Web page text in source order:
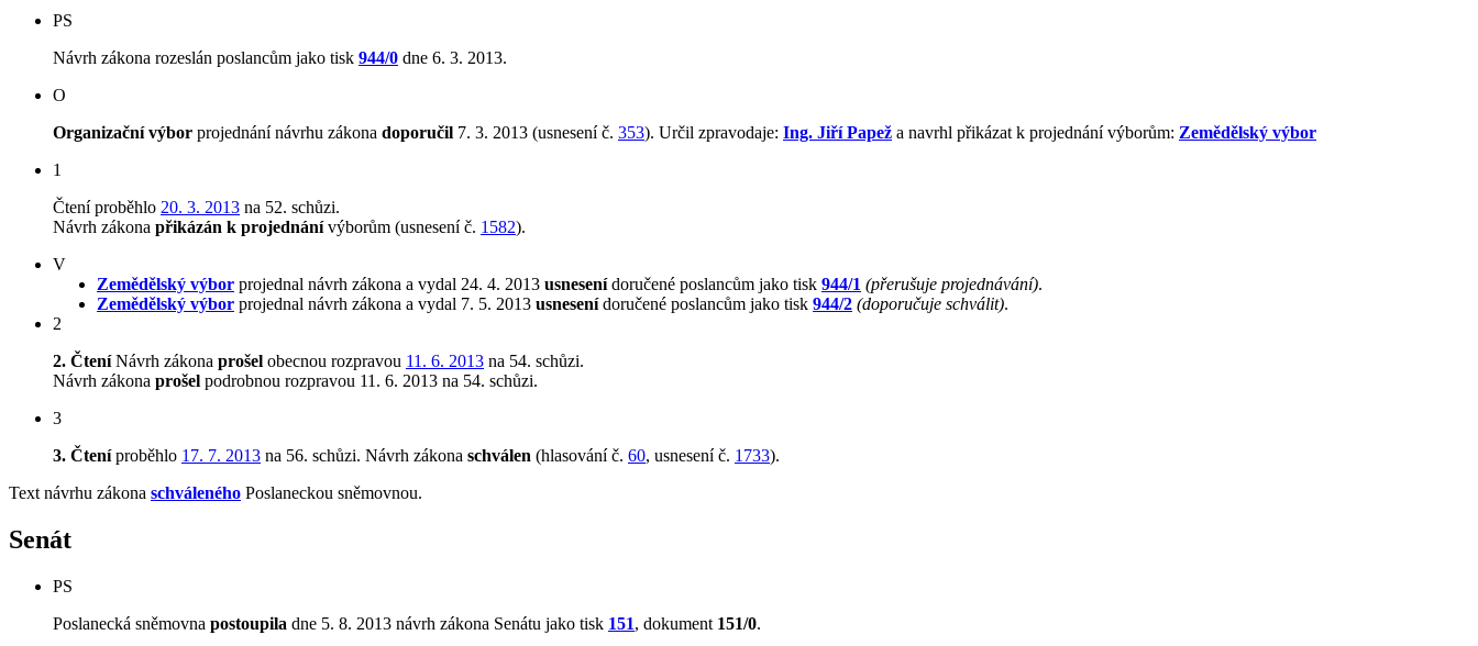
PS
Návrh zákona rozeslán poslancům jako tisk 944/0 dne 6. 3. 2013.
O
Organizační výbor projednání návrhu zákona doporučil 7. 3. 2013 (usnesení č. 353). Určil zpravodaje: Ing. Jiří Papež a navrhl přikázat k projednání výborům: Zemědělský výbor
1
Čtení proběhlo 20. 3. 2013 na 52. schůzi.
Návrh zákona přikázán k projednánívýborům (usnesení č. 1582).
V
Zemědělský výbor projednal návrh zákona a vydal 24. 4. 2013 usnesenídoručené poslancům jako tisk 944/1 (přerušuje projednávání).
Zemědělský výbor projednal návrh zákona a vydal 7. 5. 2013 usnesenídoručené poslancům jako tisk 944/2 (doporučuje schválit).
2
2. ČteníNávrh zákona prošel obecnou rozpravou 11. 6. 2013 na 54. schůzi.
Návrh zákona prošel podrobnou rozpravou 11. 6. 2013 na 54. schůzi.
3
3. Čteníproběhlo 17. 7. 2013 na 56. schůzi. Návrh zákona schválen (hlasování č. 60, usnesení č. 1733).
Text návrhu zákona schváleného Poslaneckou sněmovnou.
Senát
PS
Poslanecká sněmovna postoupila dne 5. 8. 2013 návrh zákona Senátu jako tisk 151, dokument 151/0.